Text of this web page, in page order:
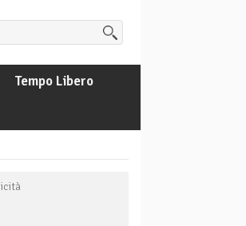
Tempo Libero